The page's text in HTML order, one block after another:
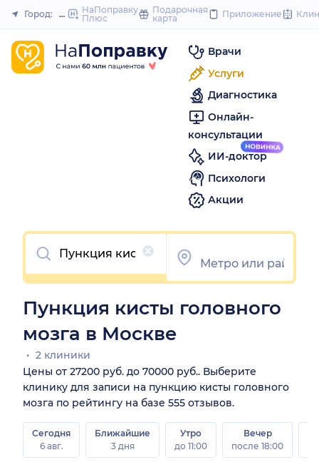
to
Закрыть
Город: МоскваНаПоправку
Плюс
Подарочная
карта
Приложение
Врачи
Услуги
Диагностика
Онлайн-
консультации
ИИ-доктор
Психологи
Акции
Очистить
Пункция кисты головного
мозга в Москве
2 клиники
Цены от 27200 руб. до 70000 руб.. Выберите
клинику для записи на пункцию кисты головного
мозга по рейтингу на базе 555 отзывов.
Сегодня
6 авг.
Ближайшие
3 дня
Утро
до 11:00
Вечер
после 18:00